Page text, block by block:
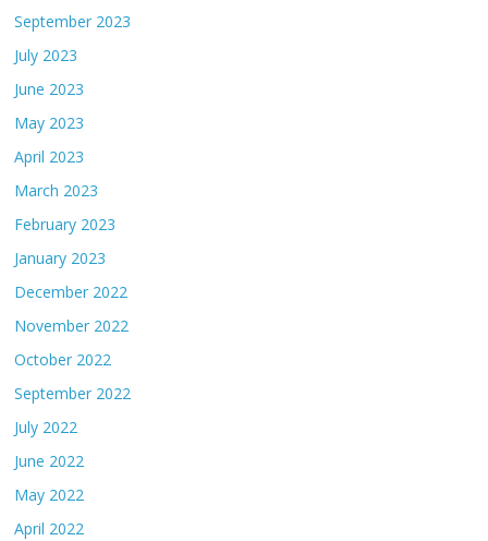
September 2023
July 2023
June 2023
May 2023
April 2023
March 2023
February 2023
January 2023
December 2022
November 2022
October 2022
September 2022
July 2022
June 2022
May 2022
April 2022